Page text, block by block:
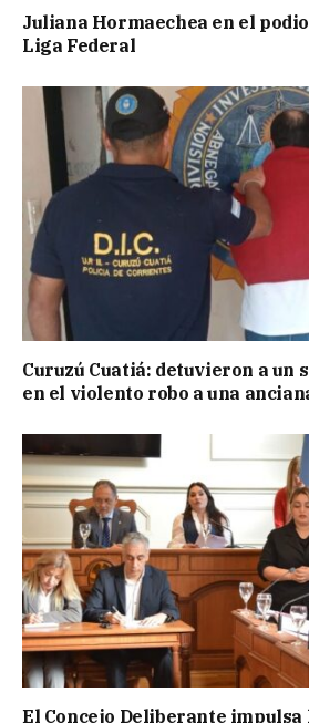
Juliana Hormaechea en el
Liga Federal
Curuzú Cuatiá: detuvieron a un
en el violento robo a una
El Concejo Deliberante